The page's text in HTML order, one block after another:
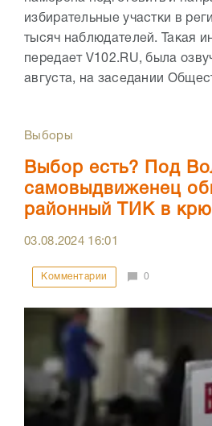
избирательные участки в
тысяч наблюдателей. Такая
передает V102.RU, была
августа, на заседании
Выборы
Выбор есть? Под
самовыдвиженец
районный ТИК в
03.08.2024 16:01
Комментарии 0